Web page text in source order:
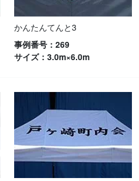
かんたんてんと3
事例番号：269
サイズ：3.0m×6.0m